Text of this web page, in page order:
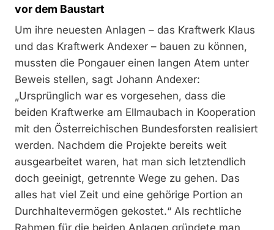
vor dem Baustart
Um ihre neuesten Anlagen – das Kraftwerk Klaus
und das Kraftwerk Andexer – bauen zu können,
mussten die Pongauer einen langen Atem unter
Beweis stellen, sagt Johann Andexer:
„Ursprünglich war es vorgesehen, dass die
beiden Kraftwerke am Ellmaubach in Kooperation
mit den Österreichischen Bundesforsten realisiert
werden. Nachdem die Projekte bereits weit
ausgearbeitet waren, hat man sich letztendlich
doch geeinigt, getrennte Wege zu gehen. Das
alles hat viel Zeit und eine gehörige Portion an
Durchhaltevermögen gekostet.“ Als rechtliche